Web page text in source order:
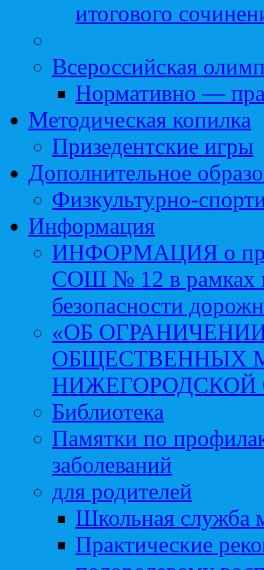
итогового
Всероссийская
Нормативно —
Методическая копилка
Призедентские игры
Дополнительное
Физкультурно-
Информация
ИНФОРМАЦИЯ о
СОШ № 12 в рамках
безопасности
«ОБ
ОБЩЕСТВЕННЫХ
НИЖЕГОРОДСКОЙ
Библиотека
Памятки по
заболеваний
для родителей
Школьная служба
Практические